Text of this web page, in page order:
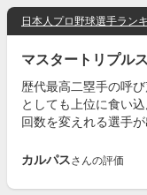
日本人プロ野球選手ラン
マスタートリプル
歴代最高二塁手の呼
としても上位に食い
回数を変えれる選手
カルパスさんの評価